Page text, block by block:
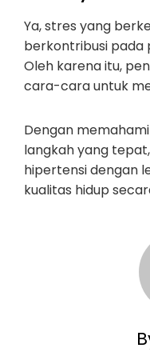
Ya, stres yang
berkontribusi pada
Oleh karena itu,
cara-cara untuk
Dengan
langkah yang
hipertensi dengan
kualitas hidup